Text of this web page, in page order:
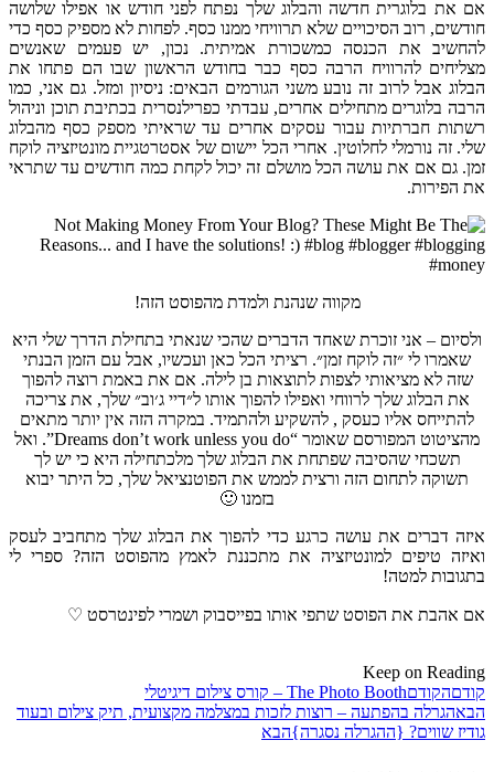
אם את בלוגרית חדשה והבלוג שלך נפתח לפני חודש או אפילו שלושה
חודשים, רוב הסיכויים שלא תרוויחי ממנו כסף. לפחות לא מספיק כסף כדי
להחשיב את הכנסה כמשכורת אמיתית. נכון, יש פעמים שאנשים
מצליחים להרוויח הרבה כסף כבר בחודש הראשון שבו הם פתחו את
הבלוג אבל לרוב זה נובע משני הגורמים הבאים: ניסיון ומזל. גם אני, כמו
הרבה בלוגרים מתחילים אחרים, עבדתי כפרילנסרית בכתיבת תוכן וניהול
רשתות חברתיות עבור עסקים אחרים עד שראיתי מספק כסף מהבלוג
שלי. זה נורמלי לחלוטין. אחרי הכל יישום של אסטרטגיית מונטיזציה לוקח
זמן. גם אם את עושה הכל מושלם זה יכול לקחת כמה חודשים עד שתראי
את הפירות.
מקווה שנהנת ולמדת מהפוסט הזה!
ולסיום – אני זוכרת שאחד הדברים שהכי שנאתי בתחילת הדרך שלי היא
שאמרו לי ״זה לוקח זמן״. רציתי הכל כאן ועכשיו, אבל עם הזמן הבנתי
שזה לא מציאותי לצפות לתוצאות בן לילה. אם את באמת רוצה להפוך
את הבלוג שלך לרווחי ואפילו להפוך אותו ל״דיי ג׳וב״ שלך, את צריכה
להתייחס אליו כעסק , להשקיע ולהתמיד. במקרה הזה אין יותר מתאים
מהציטוט המפורסם שאומר “Dreams don’t work unless you do”. ואל
תשכחי שהסיבה שפתחת את הבלוג שלךמלכתחילה היא כי יש לך
תשוקה לתחום הזה ורצית לממש את הפוטנציאל שלך, כל היתר יבוא
בזמנו 🙂
איזה דברים את עושה כרגע כדי להפוך את הבלוג שלך מתחביב לעסק
ואיזה טיפים למונטיזציה את מתכננת לאמץ מהפוסט הזה? ספרי לי
בתגובות למטה!
אם אהבת את הפוסט שתפי אותו בפייסבוק ושמרי לפינטרסט ♡
Keep on Reading
קודםהקודםThe Photo Booth – קורס צילום דיגיטלי
הבאהגרלה בהפתעה – רוצות לזכות במצלמה מקצועית, תיק צילום ובעוד
גודיז שווים? {ההגרלה נסגרה}הבא